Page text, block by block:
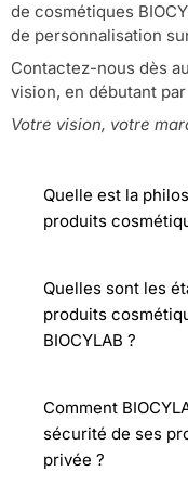
de cosmétiques
de personnalisation
Contactez-nous dès
vision, en débutant
Votre vision, votre
Quelle est la
produits
Quelles sont les
produits
BIOCYLAB ?
Comment
sécurité de ses
privée ?